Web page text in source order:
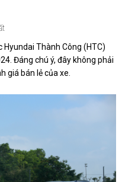
Thành Công (HTC)
Đáng chú ý, đây không phải
giá bán lẻ của xe.